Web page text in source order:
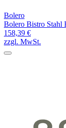
Bolero
Bolero Bistro Stahl
158,39 €
zzgl. MwSt.